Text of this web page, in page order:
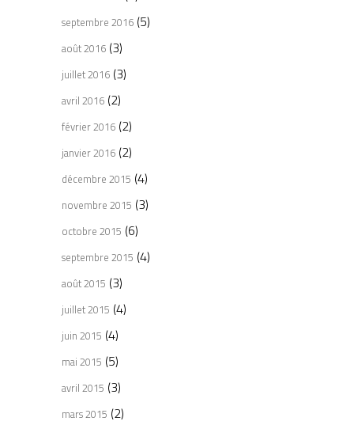
septembre 2016(5)
août 2016(3)
juillet 2016(3)
avril 2016(2)
février 2016(2)
janvier 2016(2)
décembre 2015 (4)
novembre 2015 (3)
octobre 2015 (6)
septembre 2015 (4)
août 2015 (3)
juillet 2015 (4)
juin 2015 (4)
mai 2015 (5)
avril 2015 (3)
mars 2015 (2)